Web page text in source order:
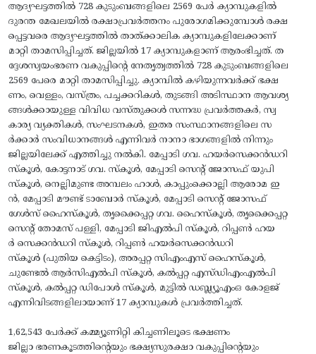
ആദ്യഘട്ടത്തില്‍ 728 കുടുംബങ്ങളിലെ 2569 പേർ ക്യാമ്പുകളിൽ
ദുരന്ത മേഖലയില്‍ രക്ഷാപ്രവര്‍ത്തനം പുരോഗമിക്കുമ്പോള്‍ രക്ഷ
പ്പെട്ടവരെ ആദ്യഘട്ടത്തില്‍ താത്ക്കാലിക ക്യാമ്പുകളിലേക്കാണ്
മാറ്റി താമസിപ്പിച്ചത്. ജില്ലയില്‍ 17 ക്യാമ്പുകളാണ് ആരംഭിച്ചത്. ത
ദ്ദേശസ്വയംഭരണ വകുപ്പിന്റെ നേതൃത്വത്തില്‍ 728 കുടുംബങ്ങളിലെ
2569 പേരെ മാറ്റി താമസിപ്പിച്ചു. ക്യാമ്പില്‍ കഴിയുന്നവര്‍ക്ക് ഭക്ഷ
ണം, വെള്ളം, വസ്ത്രം, പച്ചക്കറികൾ, തുടങ്ങി അടിസ്ഥാന ആവശ്യ
ങ്ങള്‍ക്കായുള്ള വിവിധ വസ്തുക്കള്‍ സന്നദ്ധ പ്രവര്‍ത്തകര്‍, സ്വ
കാര്യ വ്യക്തികള്‍, സംഘടനകള്‍, ഇതര സംസ്ഥാനങ്ങളിലെ സ
ര്‍ക്കാര്‍ സംവിധാനങ്ങള്‍ എന്നിവർ നാനാ ഭാഗങ്ങളില്‍ നിന്നും
ജില്ലയിലേക്ക് എത്തിച്ചു നല്‍കി. മേപ്പാടി ഗവ. ഹയര്‍സെക്കന്‍ഡറി
സ്‌കൂള്‍, കോട്ടനാട് ഗവ. സ്‌കൂള്‍, മേപ്പാടി സെന്റ് ജോസഫ് യുപി
സ്‌കൂള്‍, നെല്ലിമുണ്ട അമ്പലം ഹാള്‍, കാപ്പുംക്കൊല്ലി ആരോമ ഇ
ന്‍, മേപ്പാടി മൗണ്ട് ടാബോര്‍ സ്‌കൂള്‍, മേപ്പാടി സെന്റ് ജോസഫ്
ഗേള്‍സ് ഹൈസ്‌കൂള്‍, തൃക്കൈപ്പറ്റ ഗവ. ഹൈസ്‌കൂള്‍, തൃക്കൈപ്പറ്റ
സെന്റ് തോമസ് പള്ളി, മേപ്പാടി ജിഎല്‍പി സ്‌കൂള്‍, റിപ്പണ്‍ ഹയ
ര്‍ സെക്കന്‍ഡറി സ്‌കൂള്‍, റിപ്പണ്‍ ഹയര്‍സെക്കന്‍ഡറി
സ്‌കൂള്‍ (പുതിയ കെട്ടിടം), അരപ്പറ്റ സിഎംഎസ് ഹൈസ്‌കൂള്‍,
ചുണ്ടേല്‍ ആര്‍സിഎല്‍പി സ്‌കൂള്‍, കല്‍പ്പറ്റ എസ്ഡിഎംഎല്‍പി
സ്‌കൂള്‍, കല്‍പ്പറ്റ ഡിപോള്‍ സ്‌കൂള്‍, മുട്ടില്‍ ഡബ്ല്യൂഎംഒ കോളജ്
എന്നിവിടങ്ങളിലായാണ് 17 ക്യാമ്പുകള്‍ പ്രവര്‍ത്തിച്ചത്.
1,62,543 പേര്‍ക്ക് കമ്മ്യൂണിറ്റി കിച്ചണിലൂടെ ഭക്ഷണം
ജില്ലാ ഭരണകൂടത്തിന്റെയും ഭക്ഷ്യസുരക്ഷാ വകുപ്പിന്റെയും